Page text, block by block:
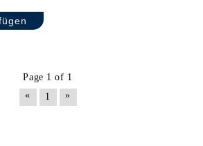
Page 1 of 1
«
1 »